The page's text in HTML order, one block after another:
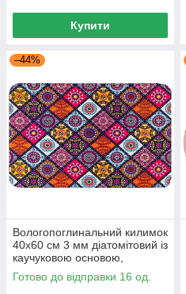
Купити
–44%
Вологопоглинальний килимок
40х60 см 3 мм діатомітовий із
каучуковою основою,
Килимок для ванної 40х60 см
Готово до відправки 16 од.